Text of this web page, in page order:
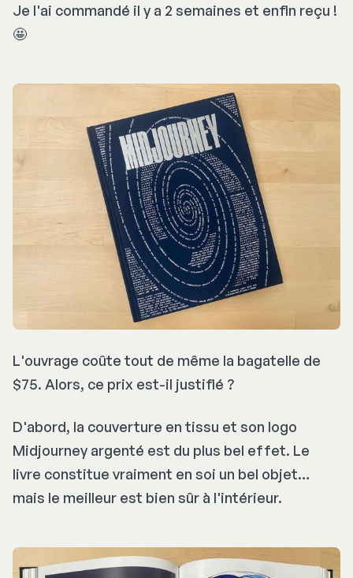
Je l'ai commandé il y a 2 semaines et enfin reçu !
🤩
L'ouvrage coûte tout de même la bagatelle de
$75. Alors, ce prix est-il justifié ?
D'abord, la couverture en tissu et son logo
Midjourney argenté est du plus bel effet. Le
livre constitue vraiment en soi un bel objet…
mais le meilleur est bien sûr à l'intérieur.